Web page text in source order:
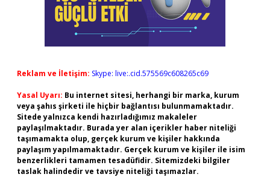
Reklam ve İletişim: Skype: live:.cid.575569c608265c69
Yasal Uyarı: Bu internet sitesi, herhangi bir marka, kurum
veya şahıs şirketi ile hiçbir bağlantısı bulunmamaktadır.
Sitede yalnızca kendi hazırladığımız makaleler
paylaşılmaktadır. Burada yer alan içerikler haber niteliği
taşımamakta olup, gerçek kurum ve kişiler hakkında
paylaşım yapılmamaktadır. Gerçek kurum ve kişiler ile isim
benzerlikleri tamamen tesadüfidir. Sitemizdeki bilgiler
taslak halindedir ve tavsiye niteliği taşımazlar.